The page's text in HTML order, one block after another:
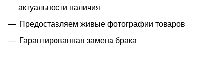
актуальности наличия
Предоставляем живые фотографии товаров
Гарантированная замена брака